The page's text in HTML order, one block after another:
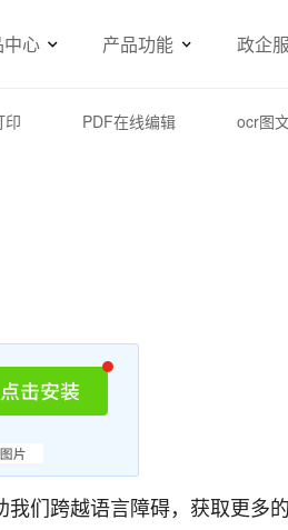
心 产品功能 政企
印 PDF在线编辑 ocr图
们跨越语言障碍，获取更多